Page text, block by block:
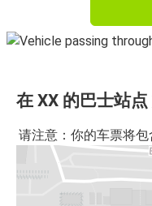
在 XX 的巴士站
请注意：你的车票将包